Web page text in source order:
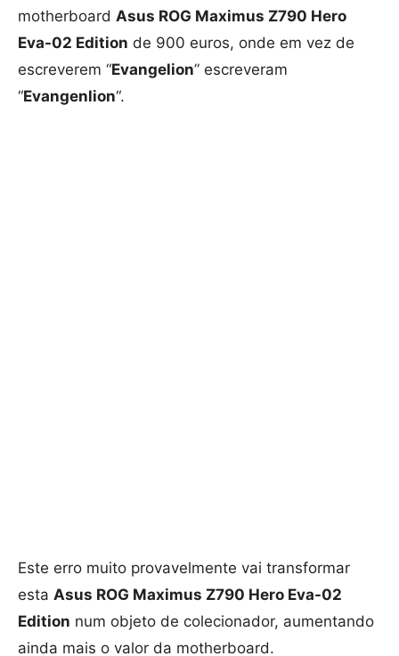
motherboard Asus ROG Maximus Z790 Hero
Eva-02 Edition de 900 euros, onde em vez de
escreverem “Evangelion” escreveram
“Evangenlion“.
Este erro muito provavelmente vai transformar
esta Asus ROG Maximus Z790 Hero Eva-02
Edition num objeto de colecionador, aumentando
ainda mais o valor da motherboard.